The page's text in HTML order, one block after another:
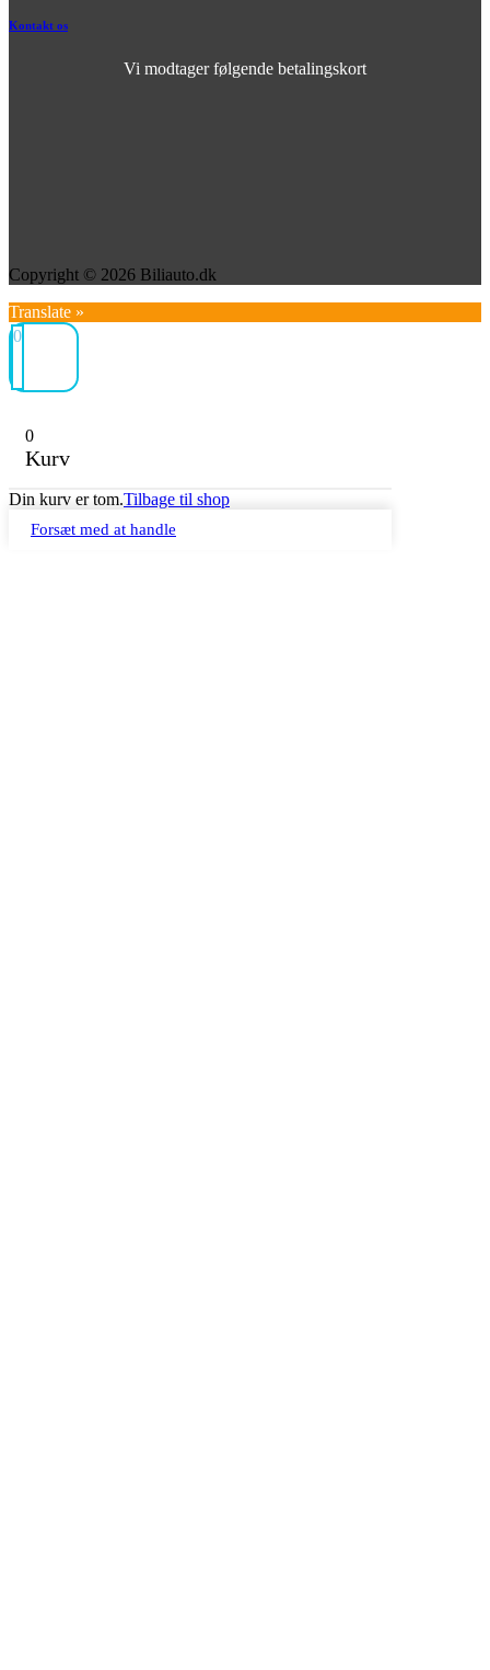
Kontakt os
Vi modtager følgende betalingskort
Copyright © 2026 Biliauto.dk
Translate »
0
0
Kurv
Din kurv er tom.Tilbage til shop
Forsæt med at handle